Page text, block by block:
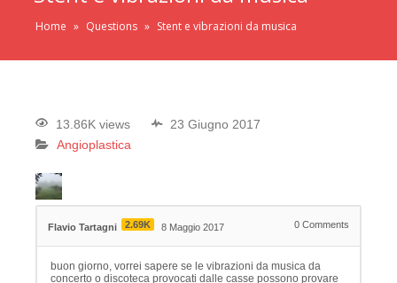
Home » Questions » Stent e vibrazioni da musica
13.86K views
23 Giugno 2017
Angioplastica
Flavio Tartagni 2.69K 8 Maggio 2017 0 Comments
buon giorno, vorrei sapere se le vibrazioni da musica da
concerto o discoteca provocati dalle casse possono provare